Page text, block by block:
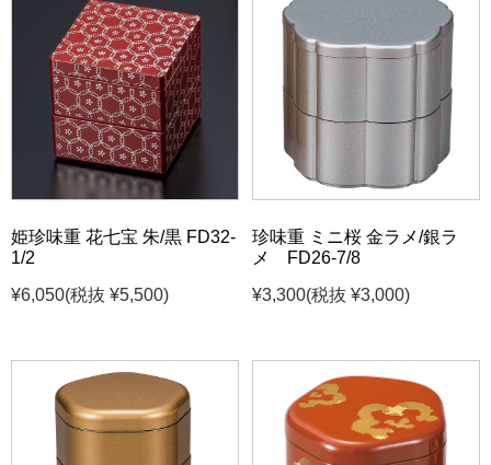
姫珍味重 花七宝 朱/黒 FD32-
1/2
¥6,050(税抜 ¥5,500)
珍味重 ミニ桜 金ラメ/銀ラ
メ FD26-7/8
¥3,300(税抜 ¥3,000)